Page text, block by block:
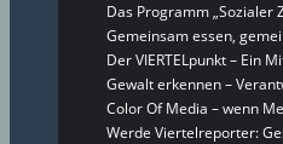
Das Programm „Sozialer
Gemeinsam essen,
Der VIERTELpunkt – Ein
Gewalt erkennen –
Color Of Media – wenn
Werde Viertelreporter: